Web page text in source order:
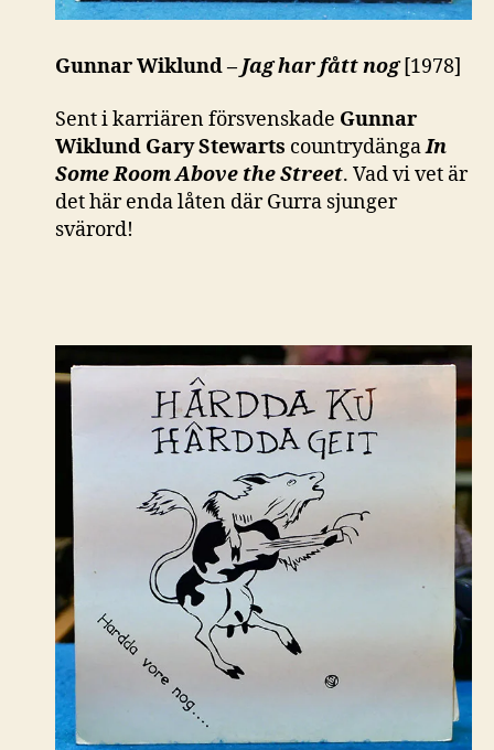
Gunnar Wiklund – Jag har fått nog [1978]
Sent i karriären försvenskade Gunnar
Wiklund Gary Stewarts countrydängaIn
Some Room Above the Street. Vad vi vet är
det här enda låten där Gurra sjunger
svärord!